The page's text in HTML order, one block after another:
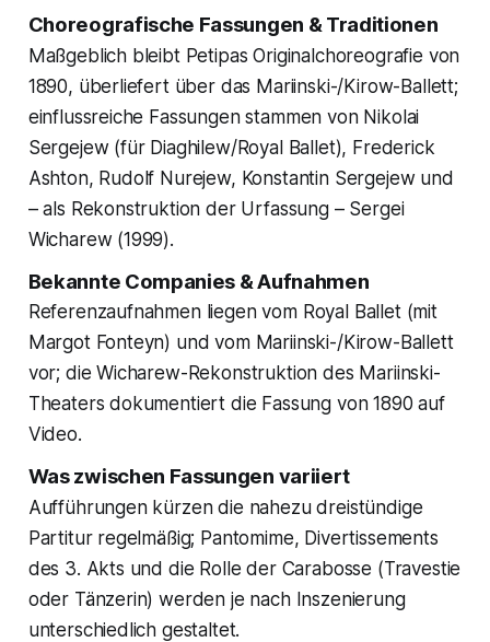
Choreografische Fassungen & Traditionen
Maßgeblich bleibt Petipas Originalchoreografie von
1890, überliefert über das Mariinski-/Kirow-Ballett;
einflussreiche Fassungen stammen von Nikolai
Sergejew (für Diaghilew/Royal Ballet), Frederick
Ashton, Rudolf Nurejew, Konstantin Sergejew und
– als Rekonstruktion der Urfassung – Sergei
Wicharew (1999).
Bekannte Companies & Aufnahmen
Referenzaufnahmen liegen vom Royal Ballet (mit
Margot Fonteyn) und vom Mariinski-/Kirow-Ballett
vor; die Wicharew-Rekonstruktion des Mariinski-
Theaters dokumentiert die Fassung von 1890 auf
Video.
Was zwischen Fassungen variiert
Aufführungen kürzen die nahezu dreistündige
Partitur regelmäßig; Pantomime, Divertissements
des 3. Akts und die Rolle der Carabosse (Travestie
oder Tänzerin) werden je nach Inszenierung
unterschiedlich gestaltet.